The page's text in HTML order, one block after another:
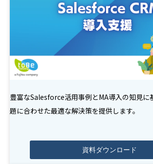
豊富なSalesforce活用事例とMA導入の知見に
題に合わせた最適な解決策を提供します。
資料ダウンロード